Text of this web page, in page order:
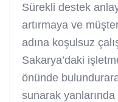
Sürekli destek
artırmaya ve
adına koşulsuz
Sakarya’daki
önünde
sunarak